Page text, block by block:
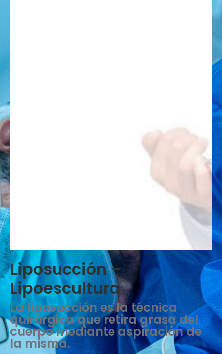
Liposucción –
Lipoescultura
La liposucción es la técnica
quirúrgica que retira grasa del
cuerpo mediante aspiración de
la misma.